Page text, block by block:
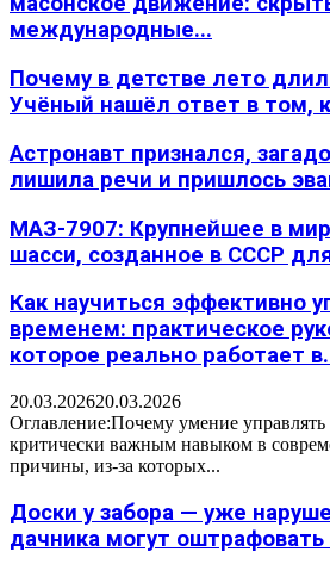
международные...
Почему в детстве лето
Учёный нашёл ответ в том,
Астронавт признался,
лишила речи и пришлось
МАЗ-7907: Крупнейшее в
шасси, созданное в СССР
Как научиться эффективно
временем: практическое
которое реально работает
20.03.202620.03.2026
Оглавление:Почему умение
критически важным навыком в
причины, из-за которых...
Доски у забора — уже
дачника могут оштрафовать